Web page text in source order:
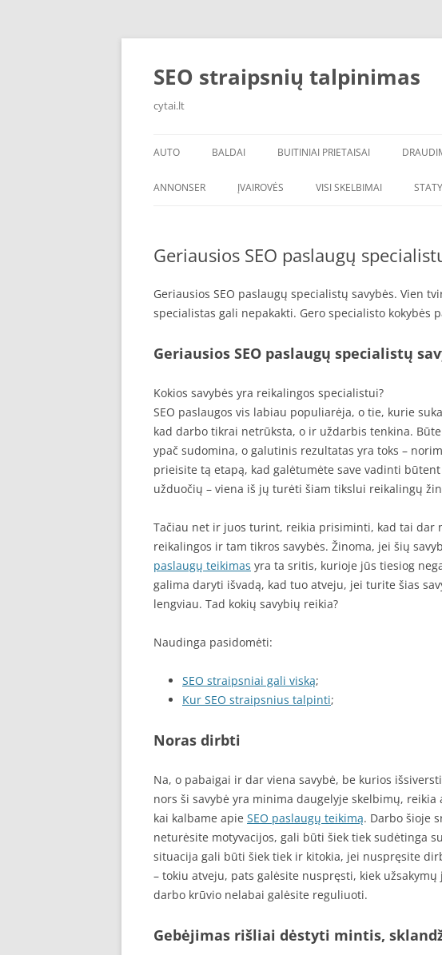
Skip
SEO straipsnių talpinimas
cytai.lt
AUTO
PADANGOS
BALDAI BUITINIAI PRIETAISAI
ANNONSER ĮVAIROVĖS VISI SKELBIMAI
Geriausios SEO paslaugų
Geriausios SEO paslaugų specialistų savybės. Vien
specialistas gali nepakakti. Gero specialisto kokybės
Geriausios SEO paslaugų specialistų
Kokios savybės yra reikalingos specialistui?
SEO paslaugos vis labiau populiarėja, o tie, kurie
kad darbo tikrai netrūksta, o ir uždarbis tenkina.
ypač sudomina, o galutinis rezultatas yra toks –
prieisite tą etapą, kad galėtumėte save vadinti
užduočių – viena iš jų turėti šiam tikslui reikalingų
Tačiau net ir juos turint, reikia prisiminti, kad tai dar
reikalingos ir tam tikros savybės. Žinoma, jei šių
paslaugų teikimas yra ta sritis, kurioje jūs tiesiog
galima daryti išvadą, kad tuo atveju, jei turite šias
lengviau. Tad kokių savybių reikia?
Naudinga pasidomėti:
SEO straipsniai gali viską;
Kur SEO straipsnius talpinti;
Noras dirbti
Na, o pabaigai ir dar viena savybė, be kurios
nors ši savybė yra minima daugelyje skelbimų,
kai kalbame apie SEO paslaugų teikimą. Darbo šioje
neturėsite motyvacijos, gali būti šiek tiek sudėtinga
situacija gali būti šiek tiek ir kitokia, jei nuspręsite
– tokiu atveju, pats galėsite nuspręsti, kiek
darbo krūvio nelabai galėsite reguliuoti.
Gebėjimas rišliai dėstyti mintis,